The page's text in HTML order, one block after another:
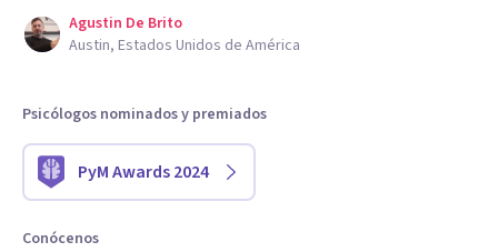
Agustin De Brito
Austin, Estados Unidos de América
Psicólogos nominados y premiados
PyM Awards 2024
Conócenos